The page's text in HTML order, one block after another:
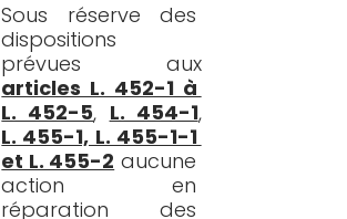
Sous réserve des
dispositions
prévues aux
articles L. 452-1 à
L. 452-5, L. 454-1,
L. 455-1, L. 455-1-1
et L. 455-2 aucune
action en
réparation des